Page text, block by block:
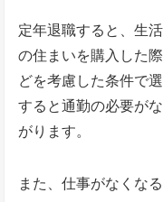
定年退職すると、生
の住まいを購入した
どを考慮した条件で
すると通勤の必要が
がります。
また、仕事がなくな